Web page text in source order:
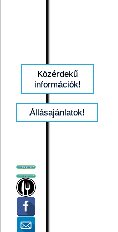
Közérdekű
információk!
Állásajánlatok!